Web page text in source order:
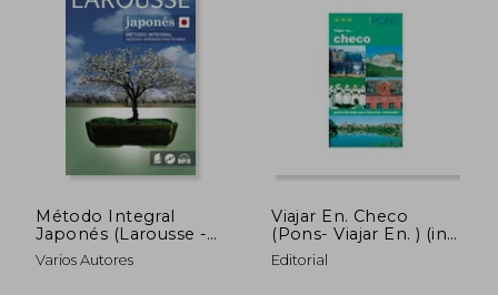
Método Integral
Japonés (Larousse -
Métodos Integrales)
(in Spanish)
Varios Autores
Viajar En. Checo
(Pons- Viajar En. ) (in
Spanish)
Editorial